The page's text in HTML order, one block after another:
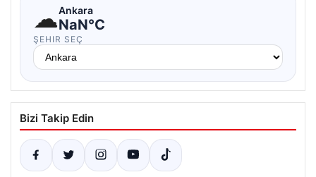
☁Ankara
NaN°C
ŞEHIR SEÇ
Bizi Takip Edin